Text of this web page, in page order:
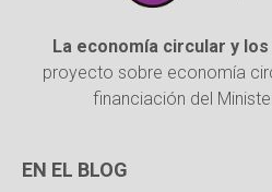
La economía circular y
proyecto sobre economía
financiación del
EN EL BLOG